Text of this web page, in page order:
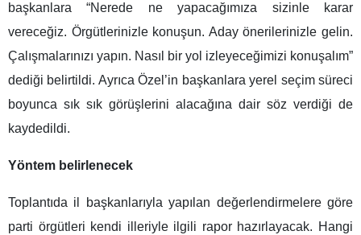
başkanlara “Nerede ne yapacağımıza sizinle karar
vereceğiz. Örgütlerinizle konuşun. Aday önerilerinizle gelin.
Çalışmalarınızı yapın. Nasıl bir yol izleyeceğimizi konuşalım”
dediği belirtildi. Ayrıca Özel’in başkanlara yerel seçim süreci
boyunca sık sık görüşlerini alacağına dair söz verdiği de
kaydedildi.
Yöntem belirlenecek
Toplantıda il başkanlarıyla yapılan değerlendirmelere göre
parti örgütleri kendi illeriyle ilgili rapor hazırlayacak. Hangi